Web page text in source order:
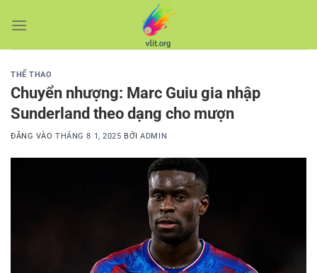
qua
THỂ THAO
Chuyển nhượng: Marc Guiu gia nhập
Sunderland theo dạng cho mượn
ĐĂNG VÀOTHÁNG 8 1, 2025 BỞIADMIN